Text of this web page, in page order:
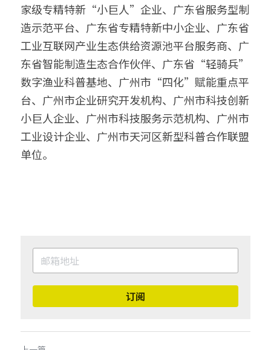
家级专精特新“小巨人”企业、广东省服务型制
造示范平台、广东省专精特新中小企业、广东省
工业互联网产业生态供给资源池平台服务商、广
东省智能制造生态合作伙伴、广东省“轻骑兵”
数字渔业科普基地、广州市“四化”赋能重点平
台、广州市企业研究开发机构、广州市科技创新
小巨人企业、广州市科技服务示范机构、广州市
工业设计企业、广州市天河区新型科普合作联盟
单位。
订阅